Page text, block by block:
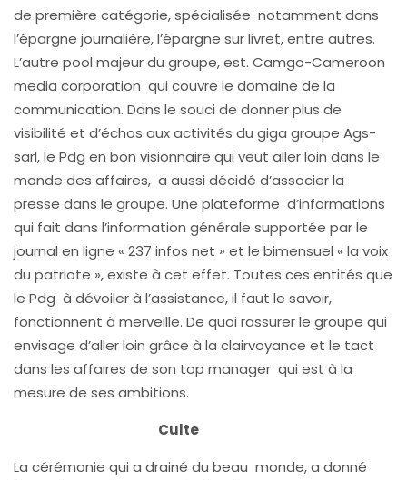
de première catégorie, spécialisée notamment dans
l’épargne journalière, l’épargne sur livret, entre autres.
L’autre pool majeur du groupe, est. Camgo-Cameroon
media corporation qui couvre le domaine de la
communication. Dans le souci de donner plus de
visibilité et d’échos aux activités du giga groupe Ags-
sarl, le Pdg en bon visionnaire qui veut aller loin dans le
monde des affaires, a aussi décidé d’associer la
presse dans le groupe. Une plateforme d’informations
qui fait dans l’information générale supportée par le
journal en ligne « 237 infos net » et le bimensuel « la voix
du patriote », existe à cet effet. Toutes ces entités que
le Pdg à dévoiler à l’assistance, il faut le savoir,
fonctionnent à merveille. De quoi rassurer le groupe qui
envisage d’aller loin grâce à la clairvoyance et le tact
dans les affaires de son top manager qui est à la
mesure de ses ambitions.
Culte
La cérémonie qui a drainé du beau monde, a donné